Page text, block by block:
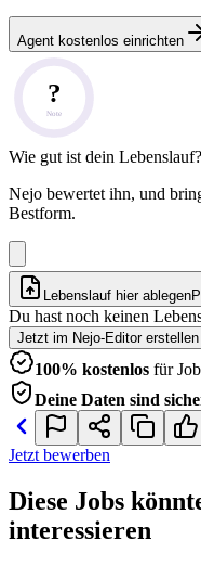
Agent kostenlos einrichten
?
Note
Wie gut ist dein Lebenslauf?
Nejo bewertet ihn, und
Bestform.
Lebenslauf hier ablegen
Du hast noch keinen
Jetzt im Nejo-Editor erstellen
100% kostenlos für
Deine Daten sind
Jetzt bewerben
Diese Jobs
interessieren